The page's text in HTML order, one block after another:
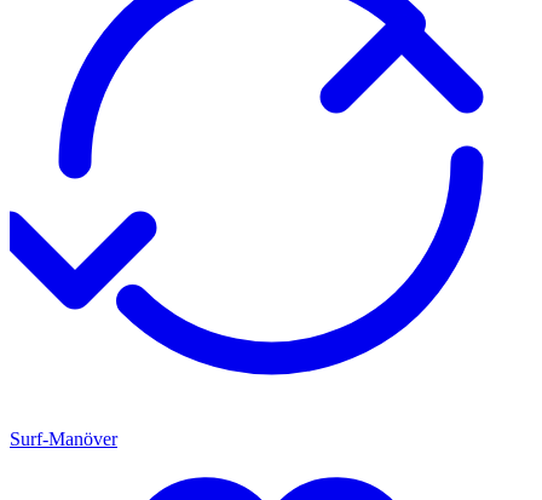
Surf-Manöver